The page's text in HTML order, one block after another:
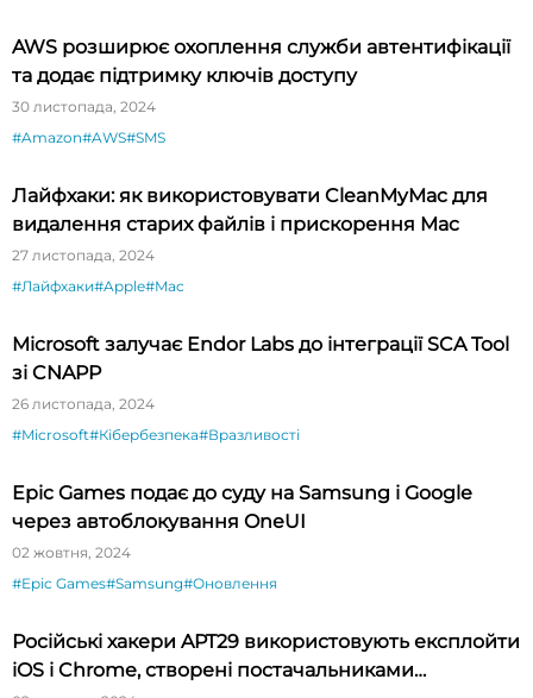
AWS розширює охоплення служби автентифікації
та додає підтримку ключів доступу
30 листопада, 2024
#Amazon#AWS#SMS
Лайфхаки: як використовувати CleanMyMac для
видалення старих файлів і прискорення Mac
27 листопада, 2024
#Лайфхаки#Apple#Mac
Microsoft залучає Endor Labs до інтеграції SCA Tool
зі CNAPP
26 листопада, 2024
#Microsoft#Кібербезпека#Вразливості
Epic Games подає до суду на Samsung і Google
через автоблокування OneUI
02 жовтня, 2024
#Epic Games#Samsung#Оновлення
Російські хакери APT29 використовують експлойти
iOS і Chrome, створені постачальниками